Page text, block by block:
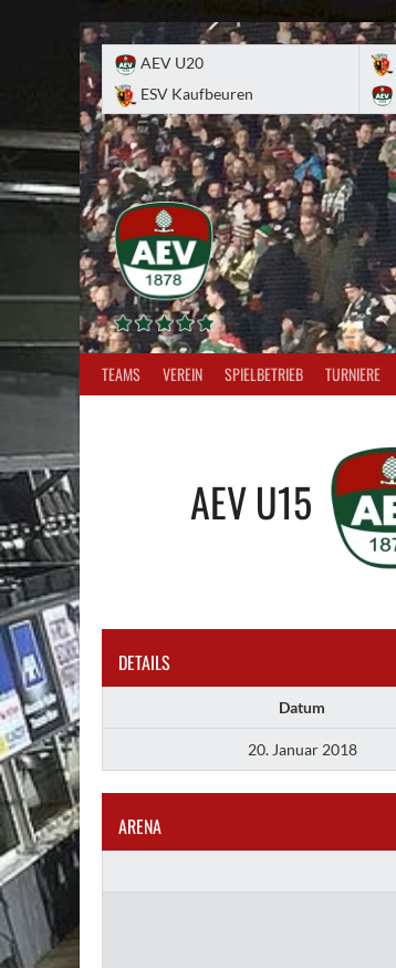
AEV U20
ESV Kaufbeuren
TEAMS VEREIN SPIELBETRIEB TURNIERE
AEV U15
DETAILS
Datum
20. Januar 2018
ARENA